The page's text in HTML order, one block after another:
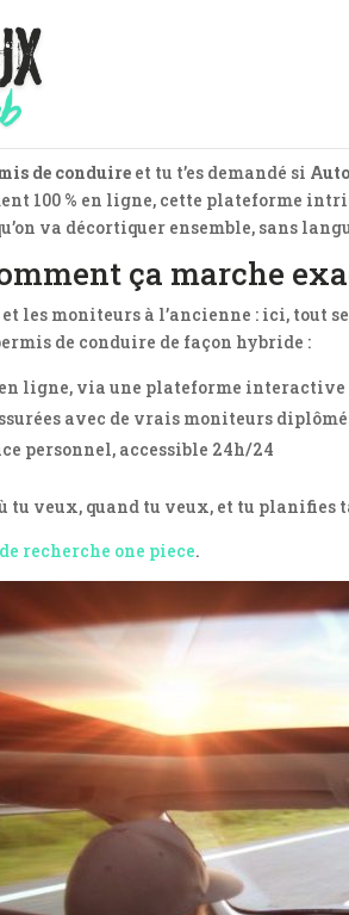
de conduire et tu t’es demandé si
100 % en ligne, cette plateforme
qu’on va décortiquer ensemble, sans
ça marche
les moniteurs à l’ancienne : ici, tout
de conduire de façon hybride :
en ligne, via une plateforme
avec de vrais moniteurs
personnel, accessible 24h/24
tu veux, quand tu veux, et tu
recherche one piece.